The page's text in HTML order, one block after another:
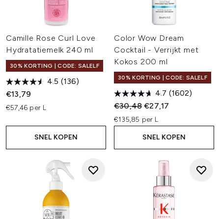
Camille Rose Curl Love
Hydratatiemelk 240 ml
30% KORTING | CODE: SALELF
4.5 (136)
€13,79
€57,46 per L
SNEL KOPEN
Color Wow Dream
Cocktail - Verrijkt met
Kokos 200 ml
30% KORTING | CODE: SALELF
4.7 (1602)
Recommended Retail Price:
€30,48Huidige prijs:
€27,17
€135,85 per L
SNEL KOPEN